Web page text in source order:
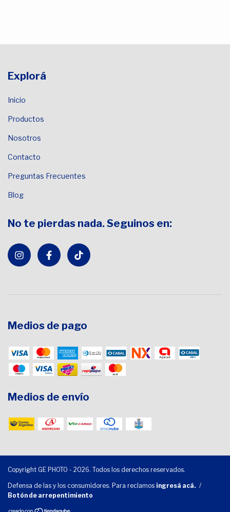
Explorá
Inicio
Productos
Nosotros
Contacto
Preguntas Frecuentes
Blog
No te pierdas nada. Seguinos en:
Medios de pago
Medios de envío
Copyright GE PHOTO - 2026. Todos los derechos reservados.
Defensa de las y los consumidores. Para reclamos ingresá acá. /
Botón de arrepentimiento